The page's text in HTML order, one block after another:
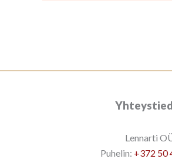
Lennarti
Puhelin: +372 50